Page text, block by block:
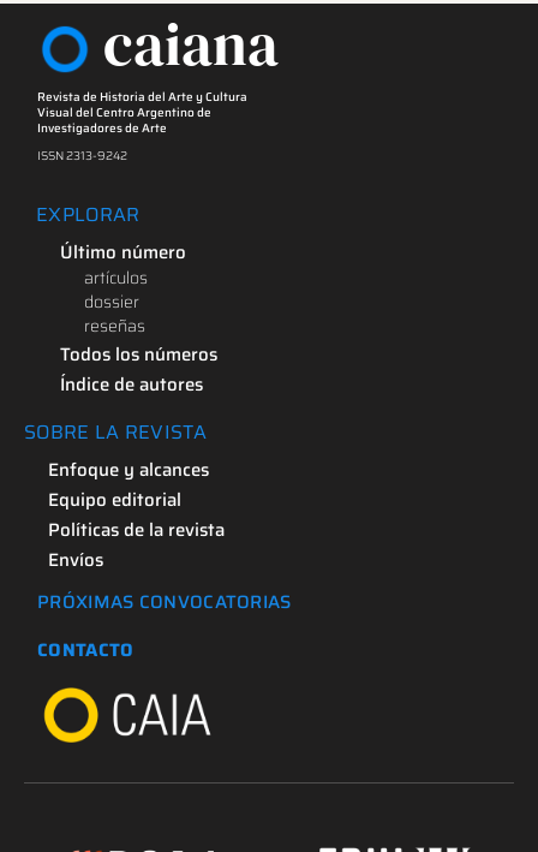
caiana
Revista de Historia del Arte y Cultura
Visual del Centro Argentino de
Investigadores de Arte
ISSN 2313-9242
EXPLORAR
Último número
artículos
dossier
reseñas
Todos los números
Índice de autores
SOBRE LA REVISTA
Enfoque y alcances
Equipo editorial
Políticas de la revista
Envíos
PRÓXIMAS CONVOCATORIAS
CONTACTO